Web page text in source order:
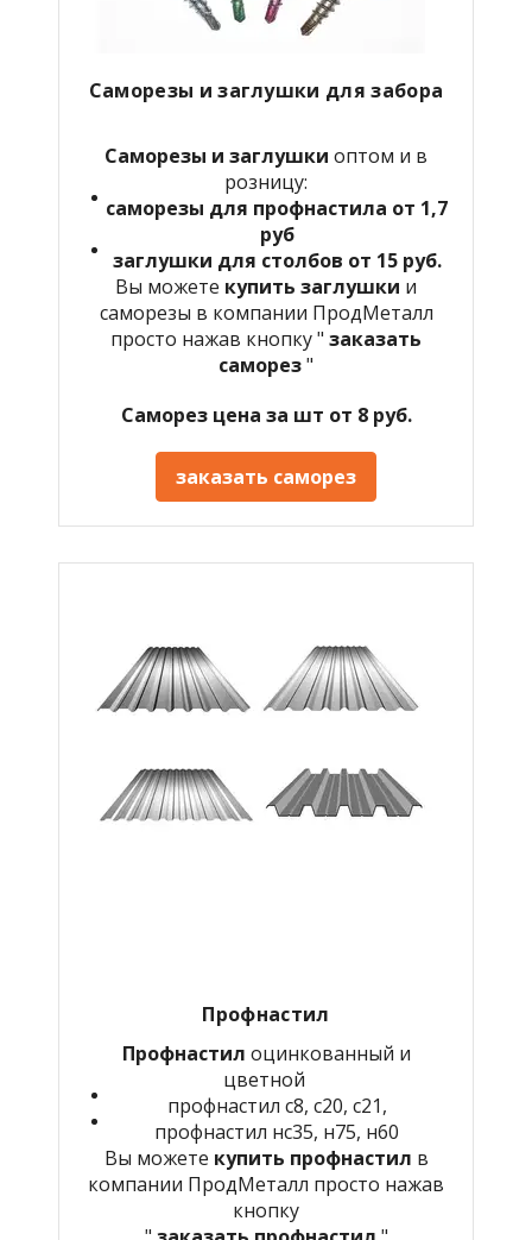
Саморезы и заглушки для забора
Саморезы и заглушки оптом и в
розницу:
саморезы для профнастила от 1,7
руб
заглушки для столбов от 15 руб.
Вы можете купить заглушки и
саморезы в компании ПродМеталл
просто нажав кнопку " заказать
саморез"
Саморез цена за шт от 8 руб.
заказать саморез
Профнастил
Профнастил оцинкованный и
цветной
профнастил с8, с20, с21,
профнастил нс35, н75, н60
Вы можете купить профнастил в
компании ПродМеталл просто нажав
кнопку